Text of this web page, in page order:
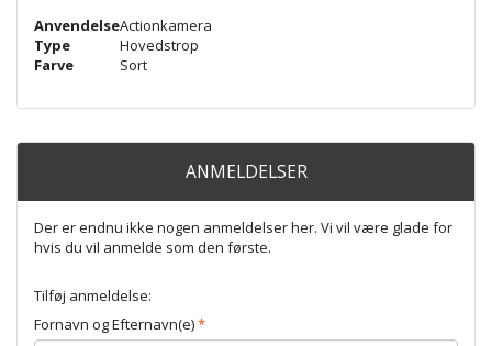
AnvendelseActionkamera
Type
Hovedstrop
Farve
Sort
ANMELDELSER
Der er endnu ikke nogen anmeldelser her. Vi vil være glade for
hvis du vil anmelde som den første.
Tilføj anmeldelse:
Fornavn og Efternavn(e)